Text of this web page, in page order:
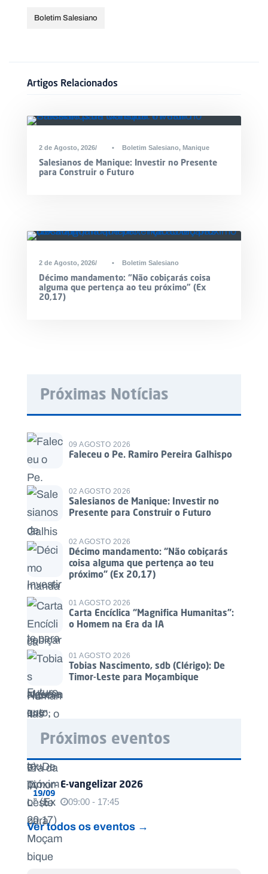
Boletim Salesiano
Artigos Relacionados
2 de Agosto, 2026 • Boletim Salesiano, Manique
Salesianos de Manique: Investir no Presente
para Construir o Futuro
2 de Agosto, 2026 • Boletim Salesiano
Décimo mandamento: “Não cobiçarás coisa
alguma que pertença ao teu próximo” (Ex
20,17)
Próximas Notícias
09 AGOSTO 2026
Faleceu o Pe. Ramiro Pereira Galhispo
02 AGOSTO 2026
Salesianos de Manique: Investir no
Presente para Construir o Futuro
02 AGOSTO 2026
Décimo mandamento: “Não cobiçarás
coisa alguma que pertença ao teu
próximo” (Ex 20,17)
01 AGOSTO 2026
Carta Encíclica “Magnifica Humanitas”:
o Homem na Era da IA
01 AGOSTO 2026
Tobias Nascimento, sdb (Clérigo): De
Timor-Leste para Moçambique
Próximos eventos
19/09
E-vangelizar 2026
09:00 - 17:45
Ver todos os eventos →